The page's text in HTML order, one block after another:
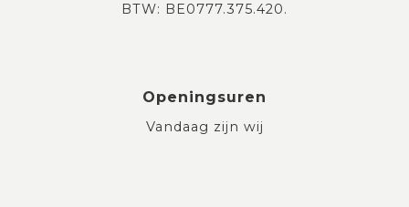
BTW: BE0777.375.420.
Openingsuren
Vandaag zijn wij